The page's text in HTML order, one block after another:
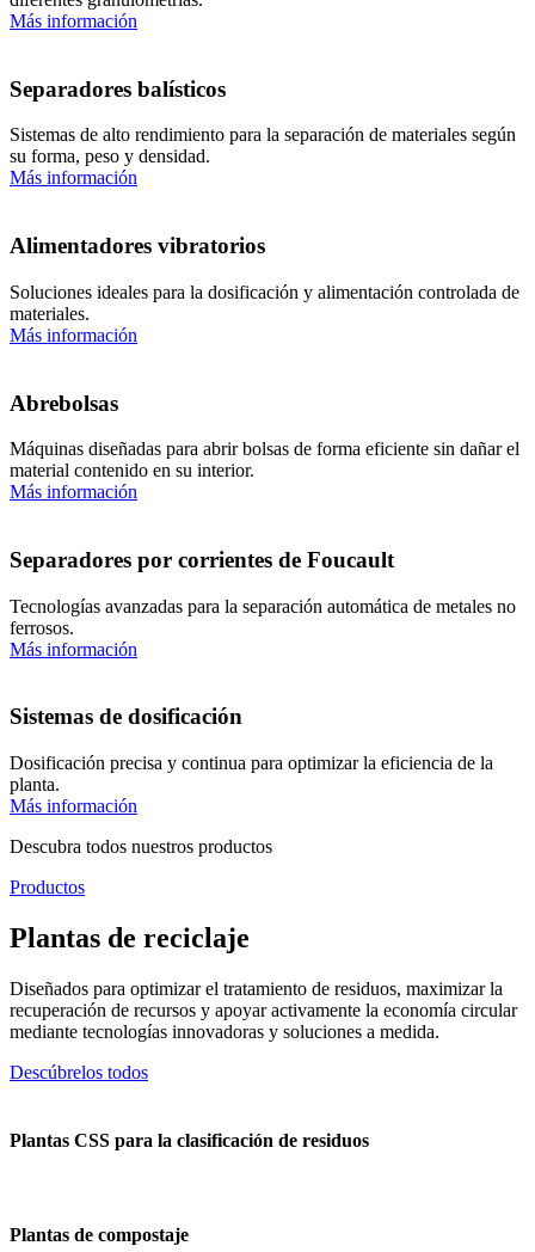
Más información
Separadores balísticos
Sistemas de alto rendimiento para la separación de materiales según
su forma, peso y densidad.
Más información
Alimentadores vibratorios
Soluciones ideales para la dosificación y alimentación controlada de
materiales.
Más información
Abrebolsas
Máquinas diseñadas para abrir bolsas de forma eficiente sin dañar el
material contenido en su interior.
Más información
Separadores por corrientes de Foucault
Tecnologías avanzadas para la separación automática de metales no
ferrosos.
Más información
Sistemas de dosificación
Dosificación precisa y continua para optimizar la eficiencia de la
planta.
Más información
Descubra todos nuestros productos
Productos
Plantas de reciclaje
Diseñados para optimizar el tratamiento de residuos, maximizar la
recuperación de recursos y apoyar activamente la economía circular
mediante tecnologías innovadoras y soluciones a medida.
Descúbrelos todos
Plantas CSS para la clasificación de residuos
Plantas de compostaje